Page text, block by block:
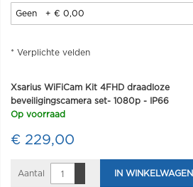
* Verplichte velden
Xsarius WiFiCam Kit 4FHD draadloze
beveiligingscamera set- 1080p - IP66
Op voorraad
€ 229,00
Aantal IN WINKELWAGEN